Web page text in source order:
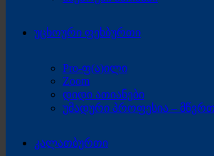
უცხოური ფეხბურთი
Pro-ფ(ა)ილი
Zoom
დიდი ათიანები
უმადური პროფესია –
კალათბურთი